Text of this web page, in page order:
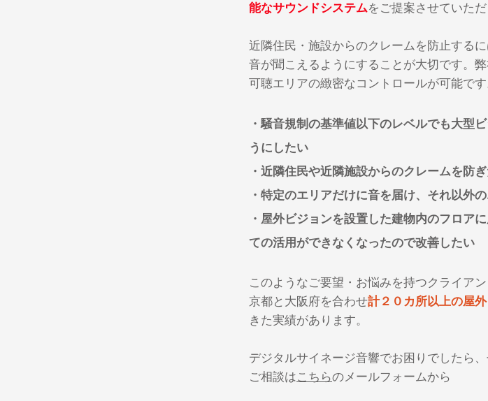
能なサウンドシステムをご提案させていただ
近隣住民・施設からのクレームを防止する
音が聞こえるようにすることが大切です。
可聴エリアの緻密なコントロールが可能です
・騒音規制の基準値以下のレベルでも大型
うにしたい
・近隣住民や近隣施設からのクレームを防
・特定のエリアだけに音を届け、それ以外
・屋外ビジョンを設置した建物内のフロア
ての活用ができなくなったので改善したい
このようなご要望・お悩みを持つクライア
京都と大阪府を合わせ計２０カ所以上の屋
きた実績があります。
デジタルサイネージ音響でお困りでしたら
ご相談はこちらのメールフォームから​